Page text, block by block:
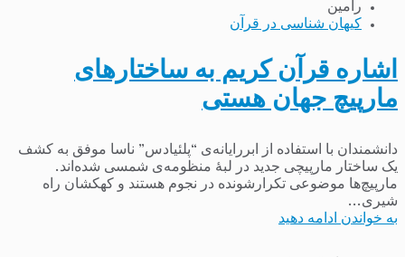
رامین
کیهان شناسی در قرآن
اشاره قرآن کریم به ساختارهای
مارپیچ جهان هستی
دانشمندان با استفاده از ابررایانه‌ی “پلئیادس” ناسا موفق به کشف
یک ساختار مارپیچی جدید در لبهٔ منظومه‌ی شمسی شده‌اند.
مارپیچ‌ها موضوعی تکرارشونده در نجوم هستند و کهکشان راه
شیری...
به خواندن ادامه دهید